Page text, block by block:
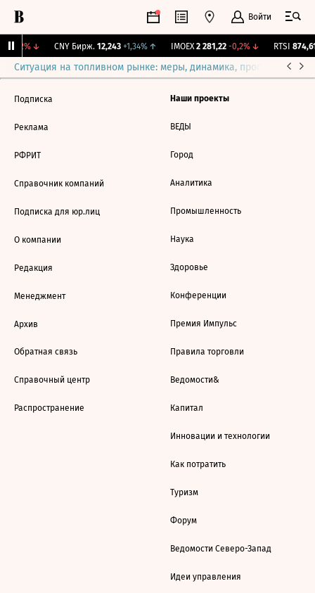
Войти
-0,52%↓ CNY Бирж. 12,243 +1,34%↑ IMOEX 2 281,22 -0,2%↓ RTSI 874,61
Ситуация на топливном рынке: меры, динамика, прогнозы
Подписка
Реклама
РФРИТ
Справочник компаний
Подписка для юр.лиц
О компании
Редакция
Менеджмент
Архив
Обратная связь
Справочный центр
Распространение
Наши проекты
ВЕДЫ
Город
Аналитика
Промышленность
Наука
Здоровье
Конференции
Премия Импульс
Правила торговли
Ведомости&
Капитал
Инновации и технологии
Как потратить
Туризм
Форум
Ведомости Северо-Запад
Идеи управления